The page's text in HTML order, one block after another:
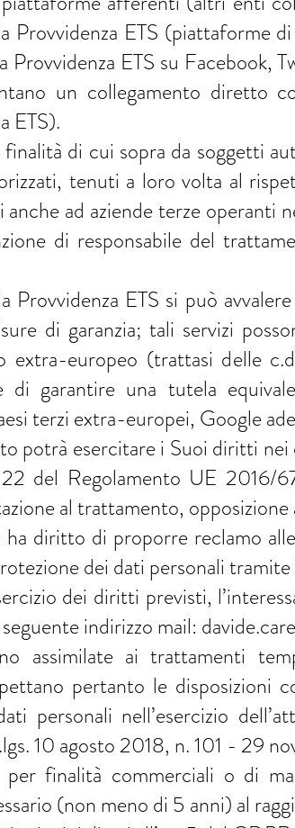
Provvidenza ETS (piattaforme
Provvidenza ETS su Facebook,
un collegamento diretto
ETS).
di cui sopra da soggetti
tenuti a loro volta al
ad aziende terze operanti
di responsabile del
Provvidenza ETS si può
di garanzia; tali servizi
extra-europeo (trattasi delle
garantire una tutela
terzi extra-europei, Google
potrà esercitare i Suoi diritti
del Regolamento UE 2016/
al trattamento,
ha diritto di proporre reclamo
dei dati personali
dei diritti previsti,
indirizzo mail:
assimilate ai trattamenti
pertanto le disposizioni
personali nell’esercizio
10 agosto 2018, n. 101 - 29
finalità commerciali o di
(non meno di 5 anni) al